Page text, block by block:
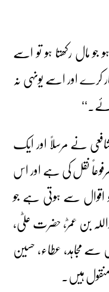
جو مال رکھتا ہو تو اسے
اور اسے یونہی نہ
نے مرسلاً اور ایک
نقل کی ہے اور اس
و اقوال سے ہوتی ہے جو
بن عمرؓ، حضرت علیؓ،
سے مجاہد، عطاء، حسین
ہیں۔